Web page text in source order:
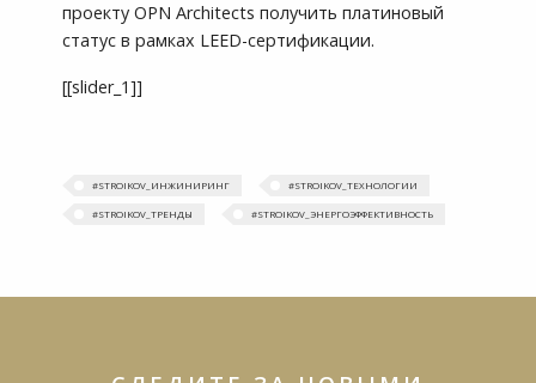
проекту OPN Architects получить платиновый
статус в рамках LEED-сертификации.
[[slider_1]]
#STROIKOV_ИНЖИНИРИНГ #STROIKOV_ТЕХНОЛОГИИ
#‎STROIKOV_ТРЕНДЫ‬ #STROIKOV_ЭНЕРГОЭФФЕКТИВНОСТЬ